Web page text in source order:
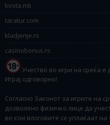
kvota.mk
taratur.com
kladjenje.rs
casinobonus.rs
Учество во игри на среќа е
Играј одговорно!
Согласно Законот за игрите на
дозволено физичко лице да
во кои влоговите се уплаќаат